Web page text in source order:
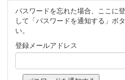
パスワードを忘れた場合、ここに
して「パスワードを通知する」ボ
い。
登録メールアドレス